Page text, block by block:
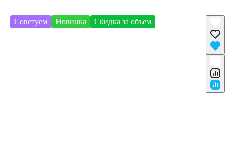
Советуем Новинка Скидка за объем